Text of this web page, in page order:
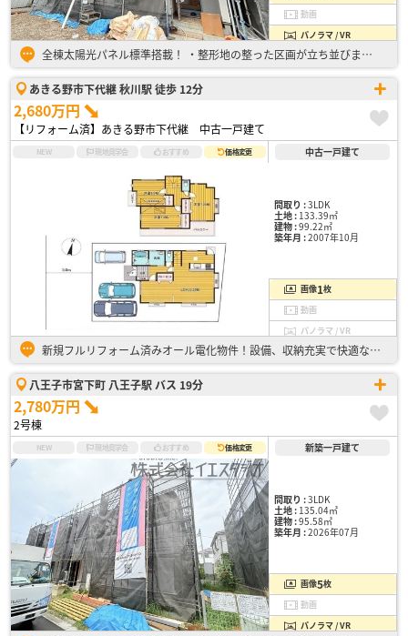
動画
パノラマ / VR
全棟太陽光パネル標準搭載！ ・整形地の整った区画が立ち並びます！ ・キッズスペースとして活用できるリビング直結の6帖和室 ・バルコニーは屋根付きで突然の雨も心配無用！ 広々バルコニーでテーブルセ…
あきる野市下代継 秋川駅 徒歩 12分
2,680万円
【リフォーム済】あきる野市下代継 中古一戸建て
NEW 現地見学会 おすすめ 価格変更 中古一戸建て
間取り :3LDK
土地 :133.39㎡
建物 :99.22㎡
築年月 :2007年10月
画像1枚
動画
パノラマ / VR
新規フルリフォーム済みオール電化物件！設備、収納充実で快適な新生活が始められます♪ ・「まもりすまい既存住宅保険(瑕疵担保保険5年)」付き ・駐車スペース並列3台分(車種による) ・明るく開放感の…
八王子市宮下町 八王子駅 バス 19分
2,780万円
2号棟
NEW 現地見学会 おすすめ 価格変更 新築一戸建て
間取り :3LDK
土地 :135.04㎡
建物 :95.58㎡
築年月 :2026年07月
画像5枚
動画
パノラマ / VR